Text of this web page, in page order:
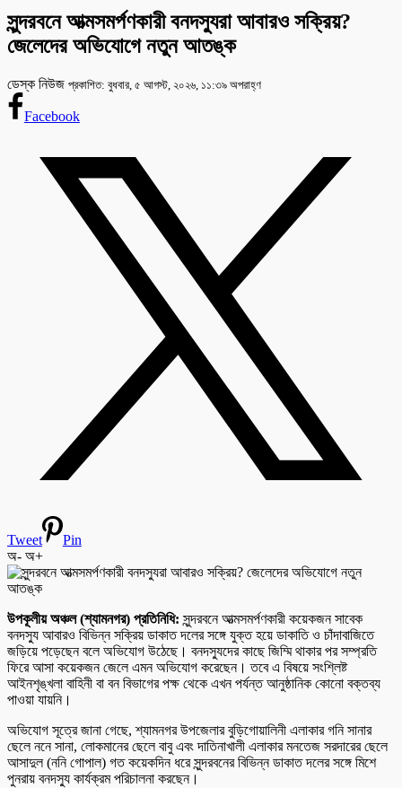
সুন্দরবনে আত্মসমর্পণকারী বনদস্যুরা আবারও সক্রিয়?
জেলেদের অভিযোগে নতুন আতঙ্ক
ডেস্ক নিউজ প্রকাশিত: বুধবার, ৫ আগস্ট, ২০২৬, ১১:৩৯ অপরাহ্ণ
Facebook
Tweet
Pin
অ- অ+
উপকূলীয় অঞ্চল (শ্যামনগর) প্রতিনিধি: সুন্দরবনে আত্মসমর্পণকারী কয়েকজন সাবেক
বনদস্যু আবারও বিভিন্ন সক্রিয় ডাকাত দলের সঙ্গে যুক্ত হয়ে ডাকাতি ও চাঁদাবাজিতে
জড়িয়ে পড়েছেন বলে অভিযোগ উঠেছে। বনদস্যুদের কাছে জিম্মি থাকার পর সম্প্রতি
ফিরে আসা কয়েকজন জেলে এমন অভিযোগ করেছেন। তবে এ বিষয়ে সংশ্লিষ্ট
আইনশৃঙ্খলা বাহিনী বা বন বিভাগের পক্ষ থেকে এখন পর্যন্ত আনুষ্ঠানিক কোনো বক্তব্য
পাওয়া যায়নি।
অভিযোগ সূত্রে জানা গেছে, শ্যামনগর উপজেলার বুড়িগোয়ালিনী এলাকার গনি সানার
ছেলে ননে সানা, লোকমানের ছেলে বাবু এবং দাতিনাখালী এলাকার মনতেজ সরদারের ছেলে
আসাদুল (ননি গোপাল) গত কয়েকদিন ধরে সুন্দরবনের বিভিন্ন ডাকাত দলের সঙ্গে মিশে
পুনরায় বনদস্যু কার্যক্রম পরিচালনা করছেন।